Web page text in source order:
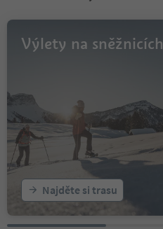
Výlety na sněžnicích
Najděte si trasu